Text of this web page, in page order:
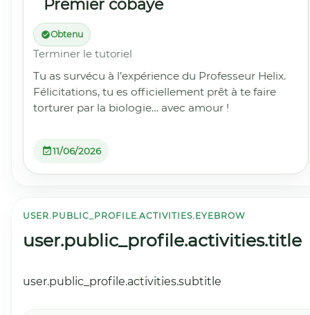
Premier cobaye
Obtenu
Terminer le tutoriel
Tu as survécu à l’expérience du Professeur Helix.
Félicitations, tu es officiellement prêt à te faire
torturer par la biologie… avec amour !
11/06/2026
USER.PUBLIC_PROFILE.ACTIVITIES.EYEBROW
user.public_profile.activities.title
user.public_profile.activities.subtitle